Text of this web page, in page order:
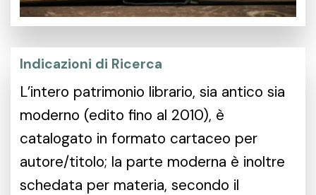
Indicazioni di Ricerca
L’intero patrimonio librario, sia antico sia
moderno (edito fino al 2010), è
catalogato in formato cartaceo per
autore/titolo; la parte moderna è inoltre
schedata per materia, secondo il